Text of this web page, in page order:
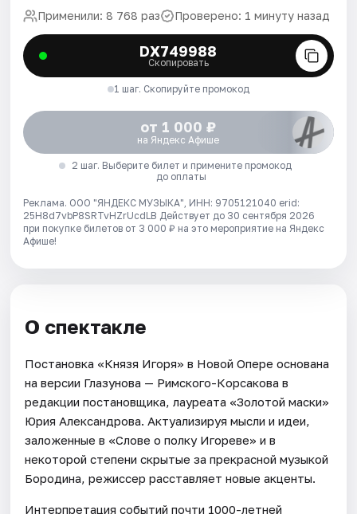
Применили: 8 768 раз Проверено: 1 минуту назад
DX749988
Скопировать
1 шаг. Скопируйте промокод
от 1 000 ₽
на Яндекс Афише
2 шаг. Выберите билет и примените промокод
до оплаты
Реклама. ООО "ЯНДЕКС МУЗЫКА", ИНН: 9705121040 erid:
25H8d7vbP8SRTvHZrUcdLB Действует до 30 сентября 2026
при покупке билетов от 3 000 ₽ на это мероприятие на Яндекс
Афише!
О спектакле
Постановка «Князя Игоря» в Новой Опере основана
на версии Глазунова — Римского-Корсакова в
редакции постановщика, лауреата «Золотой маски»
Юрия Александрова. Актуализируя мысли и идеи,
заложенные в «Слове о полку Игореве» и в
некоторой степени скрытые за прекрасной музыкой
Бородина, режиссер расставляет новые акценты.
Интерпретация событий почти 1000-летней